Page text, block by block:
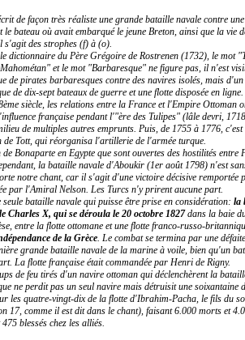
de façon très réaliste une grande bataille navale contre
bateau où avait embarqué le jeune Breton, ainsi que la vie
des strophes (f) à (o).
dictionnaire du Père Grégoire de Rostrenen (1732), le mot
et le mot "Barbaresque" ne figure pas, il n'est
de pirates barbaresques contre des navires isolés, mais
de dix-sept bateaux de guerre et une flotte disposée en ligne.
siècle, les relations entre la France et l'Empire Ottoman
française pendant l'"ère des Tulipes" (lâle devri,
de multiples autres emprunts. Puis, de 1755 à 1776, c'est
Tott, qui réorganisa l'artillerie de l'armée turque.
Bonaparte en Egypte que sont ouvertes des hostilités entre
la bataille navale d'Aboukir (1er août 1798) n'est
notre chant, car il s'agit d'une victoire décisive remportée
par l'Amiral Nelson. Les Turcs n'y prirent aucune part.
bataille navale qui puisse être prise en considération: la
Charles X, qui se déroula le 20 octobre 1827dans la baie
entre la flotte ottomane et une flotte franco-russo-
de la Grèce . Le combat se termina par une
grande bataille navale de la marine à voile, bien qu'un
La flotte française était commandée par Henri de Rigny.
de feu tirés d'un navire ottoman qui déclenchèrent la
ne perdit pas un seul navire mais détruisit une soixantaine
les quatre-vingt-dix de la flotte d'Ibrahim-Pacha, le fils du
17, comme il est dit dans le chant), faisant 6.000 morts et
blessés chez les alliés.